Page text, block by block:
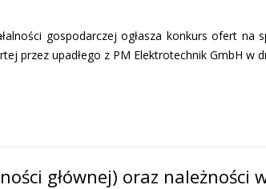
gospodarczej ogłasza konkurs ofert na
przez upadłego z PM Elektrotechnik GmbH w
głównej) oraz należności